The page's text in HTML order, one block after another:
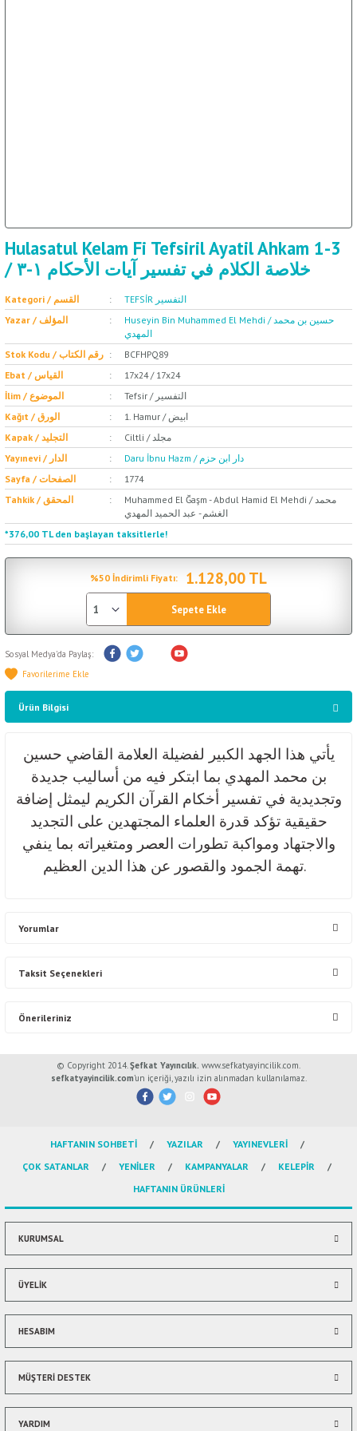
Hulasatul Kelam Fi Tefsiril Ayatil Ahkam 1-3
/ خلاصة الكلام في تفسير آيات الأحكام ١-٣
Kategori / القسم
TEFSİR التفسير
Yazar / المؤلف
Huseyin Bin Muhammed El Mehdi / حسين بن محمد
المهدي
Stok Kodu / رقم الكتاب
BCFHPQ89
Ebat / القياس
17x24 / 17x24
İlim / الموضوع
Tefsir / التفسير
Kağıt / الورق
1. Hamur / ابيض
Kapak / التجليد
Ciltli / مجلد
Yayınevi / الدار
Daru İbnu Hazm / دار ابن حزم
Sayfa / الصفحات
1774
Tahkik / المحقق
Muhammed El Ğaşm - Abdul Hamid El Mehdi / محمد
الغشم - عبد الحميد المهدي
*376,00 TL den başlayan taksitlerle!
%50 İndirimli Fiyatı: 1.128,00 TL
Sepete Ekle
Sosyal Medya'da Paylaş:
Ürün Bilgisi
يأتي هذا الجهد الكبير لفضيلة العلامة القاضي حسين
بن محمد المهدي بما ابتكر فيه من أساليب جديدة
وتجديدية في تفسير أخكام القرآن الكريم ليمثل إضافة
حقيقية تؤكد قدرة العلماء المجتهدين على التجديد
والاجتهاد ومواكبة تطورات العصر ومتغيراته بما ينفي
تهمة الجمود والقصور عن هذا الدين العظيم.
Yorumlar
Taksit Seçenekleri
Önerileriniz
Bu ürünün fiyat bilgisi, resim, ürün açıklamalarında ve diğer konularda
yetersiz gördüğünüz noktaları öneri formunu kullanarak tarafımıza
Görüş ve önerileriniz için teşekkür ederiz.
Ürün resmi kalitesiz, bozuk veya görüntülenemiyor.
Ürün açıklamasında eksik bilgiler bulunuyor.
Ürün bilgilerinde hatalar bulunuyor.
Bu ürüne benzer farklı alternatifler olmalı.
© Copyright 2014.Şefkat Yayıncılık. www.sefkatyayincilik.com.
sefkatyayincilik.com’un içeriği, yazılı izin alınmadan kullanılamaz.
HAFTANIN SOHBETİ YAZILAR
YAYINEVLERİ
ÇOK SATANLAR
YENİLER KAMPANYALAR
KELEPİR
HAFTANIN ÜRÜNLERİ
KURUMSAL
ÜYELİK
HESABIM
MÜŞTERİ DESTEK
YARDIM